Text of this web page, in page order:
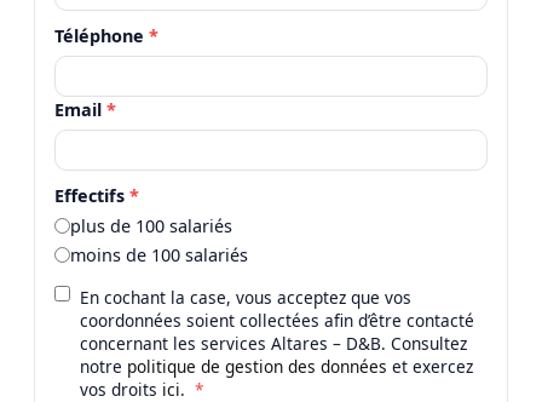
Téléphone *
Email *
Effectifs *
plus de 100 salariés
moins de 100 salariés
En cochant la case, vous acceptez que vos
coordonnées soient collectées afin d’être contacté
concernant les services Altares – D&B. Consultez
notre politique de gestion des données et exercez
vos droits ici. *